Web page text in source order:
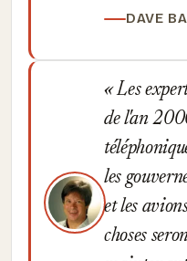
DAVE
Les
de l'an
les
et les
choses